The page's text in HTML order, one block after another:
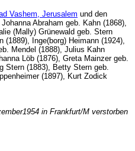
Vashem, Jerusalem und den
Abraham geb. Kahn (1868),
(Mally) Grünewald geb. Stern
Inge(borg) Heimann (1924),
Mendel (1888), Julius Kahn
Löb (1876), Greta Mainzer geb.
Stern (1883), Betty Stern geb.
(1897), Kurt Zodick
in Frankfurt/M verstorben